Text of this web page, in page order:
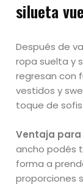
silueta
Después de
ropa suelta y
regresan con
vestidos y
toque de
Ventaja
ancho podés
forma a
proporciones